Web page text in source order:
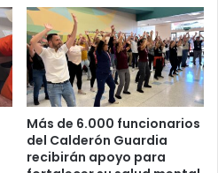
Más de 6.000 funcionarios
del Calderón Guardia
recibirán apoyo para